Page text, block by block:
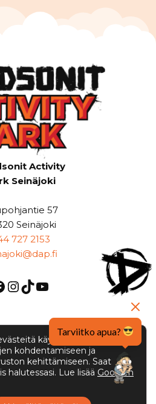
Activity
Seinäjoki
57
Seinäjoki
727 2153
Activity
Espoo
Espoo
Tarviitko apua?
käyttäjäkokemuksen
kohdentamiseen ja
kehittämiseen. Saat
halutessasi. Lue lisää Googlen